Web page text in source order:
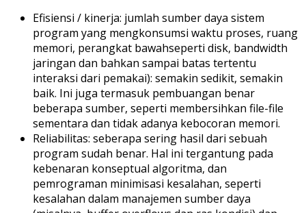
Efisiensi / kinerja: jumlah sumber daya sistem
program yang mengkonsumsi waktu proses, ruang
memori, perangkat bawahseperti disk, bandwidth
jaringan dan bahkan sampai batas tertentu
interaksi dari pemakai): semakin sedikit, semakin
baik. Ini juga termasuk pembuangan benar
beberapa sumber, seperti membersihkan file-file
sementara dan tidak adanya kebocoran memori.
Reliabilitas: seberapa sering hasil dari sebuah
program sudah benar. Hal ini tergantung pada
kebenaran konseptual algoritma, dan
pemrograman minimisasi kesalahan, seperti
kesalahan dalam manajemen sumber daya